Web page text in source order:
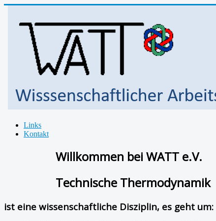
Links
Kontakt
Willkommen bei WATT e.V.
Technische Thermodynamik
ist eine wissenschaftliche Disziplin, es geht um: